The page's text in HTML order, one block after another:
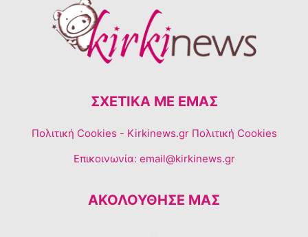
ΣΧΕΤΙΚΆ ΜΕ ΕΜΆΣ
Πολιτική Cookies - Kirkinews.gr Πολιτική Cookies
Επικοινωνία: email@kirkinews.gr
ΑΚΟΛΟΥΘΗΣΕ ΜΑΣ